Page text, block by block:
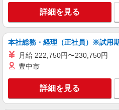
高齢者向け住
務先から選べま
未経験：時給
る） 経験者：時
る） ◎月収例 時給1850円×1日8時間×22日（週5
日）＝32万5600円 ◆昇給あり ◆支払い方法
払い/週払い/月払
時にご相談くだ
千葉県千葉市花見川区 【最
線「京成幕張駅
駅」 ◆京成千葉線「検見
株式会社トラストグロース 新宿本
詳細を見る
本社総務・経理（正社員）※試用
月給 222,750円〜230,750円
豊中市
詳細を見る